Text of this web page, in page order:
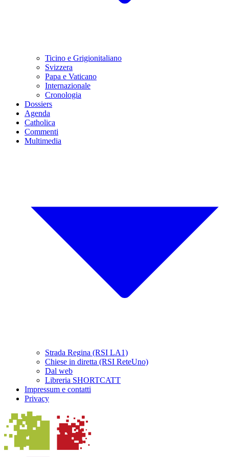
Ticino e Grigionitaliano
Svizzera
Papa e Vaticano
Internazionale
Cronologia
Dossiers
Agenda
Catholica
Commenti
Multimedia
Strada Regina (RSI LA1)
Chiese in diretta (RSI ReteUno)
Dal web
Libreria SHORTCATT
Impressum e contatti
Privacy